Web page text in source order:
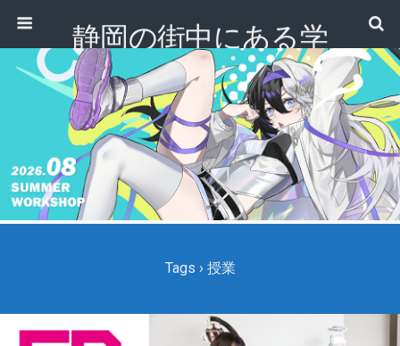
静岡の街中にある学
校｜専門学校 ノアデ
ザインカレッジ
Tags › 授業